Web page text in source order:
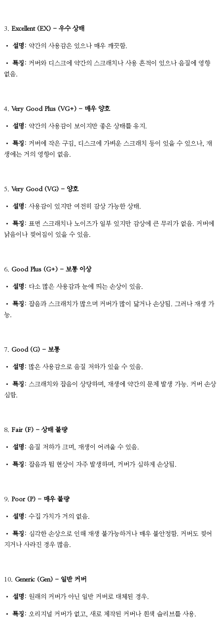
3. Excellent (EX) - 우수 상태
• 설명: 약간의 사용감은 있으나 매우 깨끗함.
• 특징: 커버와 디스크에 약간의 스크래치나 사용 흔적이 있으나 음질에 영향
없음.
4. Very Good Plus (VG+) - 매우 양호
• 설명: 약간의 사용감이 보이지만 좋은 상태를 유지.
• 특징: 커버에 작은 구김, 디스크에 가벼운 스크래치 등이 있을 수 있으나, 재
생에는 거의 영향이 없음.
5. Very Good (VG) - 양호
• 설명: 사용감이 있지만 여전히 감상 가능한 상태.
• 특징: 표면 스크래치나 노이즈가 일부 있지만 감상에 큰 무리가 없음. 커버에
낡음이나 찢어짐이 있을 수 있음.
6. Good Plus (G+) - 보통 이상
• 설명: 다소 많은 사용감과 눈에 띄는 손상이 있음.
• 특징: 잡음과 스크래치가 많으며 커버가 많이 닳거나 손상됨. 그러나 재생 가
능.
7. Good (G) - 보통
• 설명: 많은 사용감으로 음질 저하가 있을 수 있음.
• 특징: 스크래치와 잡음이 상당하며, 재생에 약간의 문제 발생 가능. 커버 손상
심함.
8. Fair (F) - 상태 불량
• 설명: 음질 저하가 크며, 재생이 어려울 수 있음.
• 특징: 잡음과 튐 현상이 자주 발생하며, 커버가 심하게 손상됨.
9. Poor (P) - 매우 불량
• 설명: 수집 가치가 거의 없음.
• 특징: 심각한 손상으로 인해 재생 불가능하거나 매우 불안정함. 커버도 찢어
지거나 사라진 경우 많음.
10. Generic (Gen) - 일반 커버
• 설명: 원래의 커버가 아닌 일반 커버로 대체된 경우.
• 특징: 오리지널 커버가 없고, 새로 제작된 커버나 흰색 슬리브를 사용.